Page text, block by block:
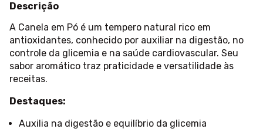
Descrição
A Canela em Pó é um tempero natural rico em
antioxidantes, conhecido por auxiliar na digestão, no
controle da glicemia e na saúde cardiovascular. Seu
sabor aromático traz praticidade e versatilidade às
receitas.
Destaques:
Auxilia na digestão e equilíbrio da glicemia